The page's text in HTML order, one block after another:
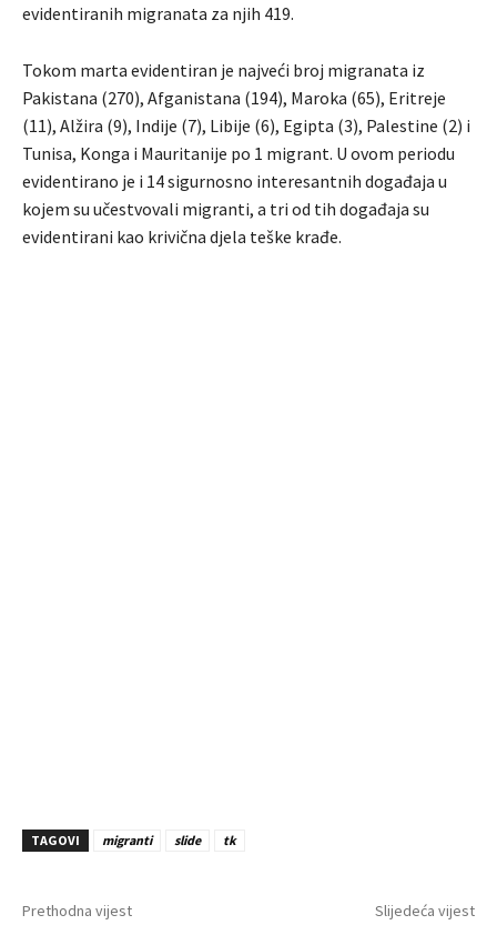
evidentiranih migranata za njih 419.
Tokom marta evidentiran je najveći broj migranata iz
Pakistana (270), Afganistana (194), Maroka (65), Eritreje
(11), Alžira (9), Indije (7), Libije (6), Egipta (3), Palestine (2) i
Tunisa, Konga i Mauritanije po 1 migrant. U ovom periodu
evidentirano je i 14 sigurnosno interesantnih događaja u
kojem su učestvovali migranti, a tri od tih događaja su
evidentirani kao krivična djela teške krađe.
TAGOVI migranti slide tk
Prethodna vijest Slijedeća vijest